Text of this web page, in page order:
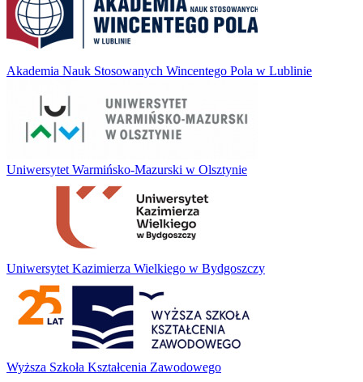
Akademia Nauk Stosowanych Wincentego Pola w Lublinie
Uniwersytet Warmińsko-Mazurski w Olsztynie
Uniwersytet Kazimierza Wielkiego w Bydgoszczy
Wyższa Szkoła Kształcenia Zawodowego